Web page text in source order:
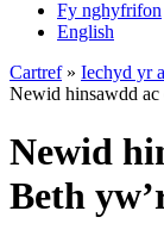
Fy nghyfrifon
English
Cartref» Iechyd yr
Newid hinsawdd
Newid
Beth